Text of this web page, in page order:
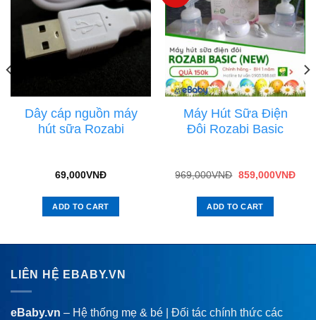
Dây cáp nguồn máy
hút sữa Rozabi
69,000VNĐ
ADD TO CART
Máy Hút Sữa Điện
Đôi Rozabi Basic
969,000VNĐ 859,000VNĐ
ADD TO CART
LIÊN HỆ EBABY.VN
eBaby.vn – Hệ thống mẹ & bé | Đối tác chính thức các